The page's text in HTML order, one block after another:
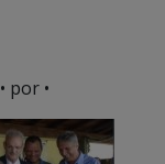
• por •